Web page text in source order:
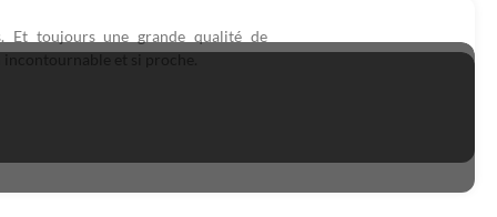
Et toujours une grande qualité de